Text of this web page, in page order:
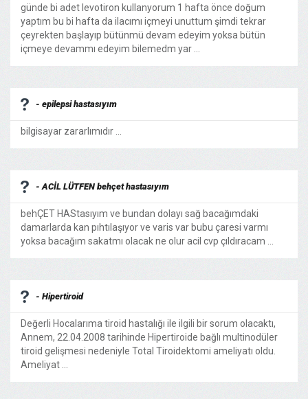
günde bi adet levotiron kullanyorum 1 hafta önce doğum
yaptım bu bi hafta da ilacımı içmeyi unuttum şimdi tekrar
çeyrekten başlayıp bütünmü devam edeyim yoksa bütün
içmeye devammı edeyim bilemedm yar ...
- epilepsi hastasıyım
bilgisayar zararlımıdır ...
- ACİL LÜTFEN behçet hastasıyım
behÇET HAStasıyım ve bundan dolayı sağ bacağımdaki
damarlarda kan pıhtılaşıyor ve varis var bubu çaresi varmı
yoksa bacağım sakatmı olacak ne olur acil cvp çıldıracam ...
- Hipertiroid
Değerli Hocalarıma tiroid hastalığı ile ilgili bir sorum olacaktı,
Annem, 22.04.2008 tarihinde Hipertiroide bağlı multinodüler
tiroid gelişmesi nedeniyle Total Tiroidektomi ameliyatı oldu.
Ameliyat ...